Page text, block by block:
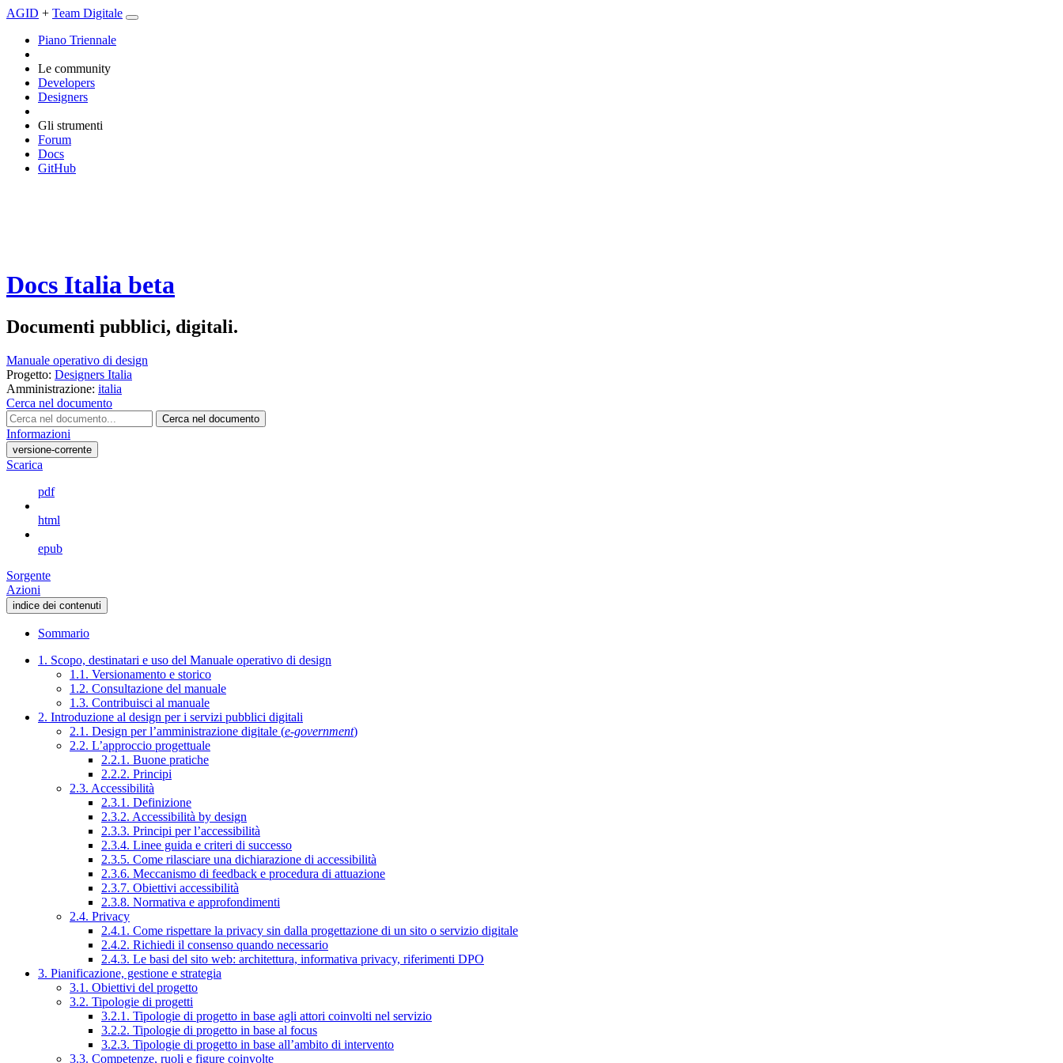
AGID + Team Digitale
Piano Triennale
Le community
Developers
Designers
Gli strumenti
Forum
Docs
GitHub
Docs Italia beta
Documenti pubblici, digitali.
Manuale operativo di design
Progetto: Designers Italia
Amministrazione: italia
Cerca nel documento
Cerca nel documento
Informazioni
versione-corrente
Scarica
pdf
html
epub
Sorgente
Azioni
indice dei contenuti
Sommario
1. Scopo, destinatari e uso del Manuale operativo di design
1.1. Versionamento e storico
1.2. Consultazione del manuale
1.3. Contribuisci al manuale
2. Introduzione al design per i servizi pubblici digitali
2.1. Design per l’amministrazione digitale (e-government)
2.2. L’approccio progettuale
2.2.1. Buone pratiche
2.2.2. Principi
2.3. Accessibilità
2.3.1. Definizione
2.3.2. Accessibilità by design
2.3.3. Principi per l’accessibilità
2.3.4. Linee guida e criteri di successo
2.3.5. Come rilasciare una dichiarazione di accessibilità
2.3.6. Meccanismo di feedback e procedura di attuazione
2.3.7. Obiettivi accessibilità
2.3.8. Normativa e approfondimenti
2.4. Privacy
2.4.1. Come rispettare la privacy sin dalla progettazione di un sito o servizio digitale
2.4.2. Richiedi il consenso quando necessario
2.4.3. Le basi del sito web: architettura, informativa privacy, riferimenti DPO
3. Pianificazione, gestione e strategia
3.1. Obiettivi del progetto
3.2. Tipologie di progetti
3.2.1. Tipologie di progetto in base agli attori coinvolti nel servizio
3.2.2. Tipologie di progetto in base al focus
3.2.3. Tipologie di progetto in base all’ambito di intervento
3.3. Competenze, ruoli e figure coinvolte